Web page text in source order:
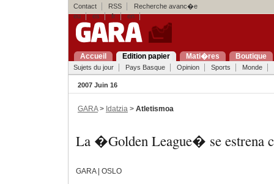
Contact RSS
Recherche avanc�e
eu
es fr en
Accueil Edition papier Mati�res Boutique
Sujets du jour Pays Basque Opinion Sports Monde
2007 Juin 16
GARA> Idatzia > Atletismoa
La �Golden League� se estrena
GARA | OSLO